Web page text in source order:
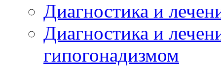
Диагностика и
Диагностика и
гипогонадизмом